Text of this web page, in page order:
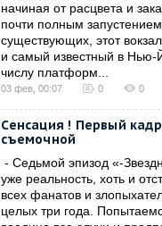
начиная от расцвета и
почти полным
существующих, этот
и самый известный в Нью-
числу платформ...
03 фев, 00:07 0 0
Сенсация ! Первый
съемочной
- Седьмой эпизод «-
уже реальность, хоть и
всех фанатов и
целых три года.